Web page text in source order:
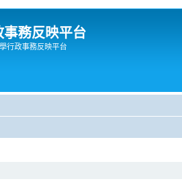
事務反映平台
行政事務反映平台